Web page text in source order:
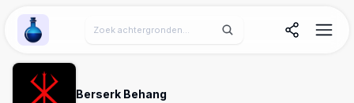
Wallpaper Alchemy
Berserk Behang